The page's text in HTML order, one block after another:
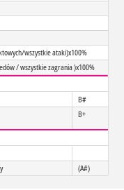
wszystkie ataki)x100%
/ wszystkie zagrania )x100%
B#
B+
(A#)